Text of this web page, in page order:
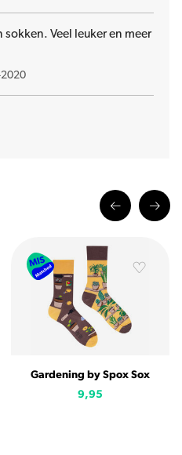
sokken. Veel leuker en meer
2020
Gardening by Spox Sox
9,95